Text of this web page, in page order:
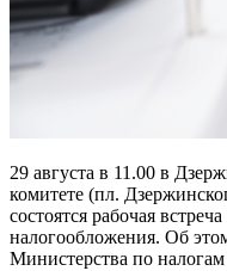
29 августа в 11.00 в
комитете (пл.
состоятся рабочая
налогообложения. Об
Министерства по